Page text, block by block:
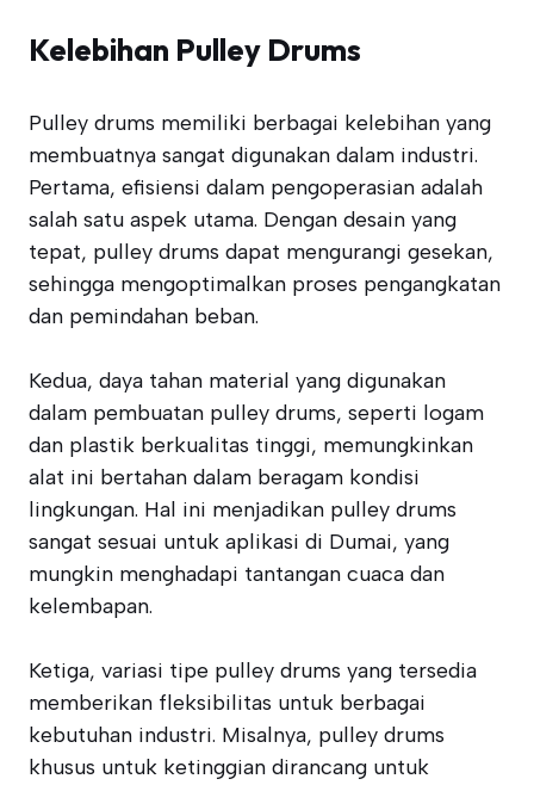
Kelebihan Pulley Drums
Pulley drums memiliki berbagai kelebihan yang
membuatnya sangat digunakan dalam industri.
Pertama, efisiensi dalam pengoperasian adalah
salah satu aspek utama. Dengan desain yang
tepat, pulley drums dapat mengurangi gesekan,
sehingga mengoptimalkan proses pengangkatan
dan pemindahan beban.
Kedua, daya tahan material yang digunakan
dalam pembuatan pulley drums, seperti logam
dan plastik berkualitas tinggi, memungkinkan
alat ini bertahan dalam beragam kondisi
lingkungan. Hal ini menjadikan pulley drums
sangat sesuai untuk aplikasi di Dumai, yang
mungkin menghadapi tantangan cuaca dan
kelembapan.
Ketiga, variasi tipe pulley drums yang tersedia
memberikan fleksibilitas untuk berbagai
kebutuhan industri. Misalnya, pulley drums
khusus untuk ketinggian dirancang untuk